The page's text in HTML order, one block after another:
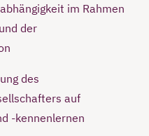
im Rahmen
der
des
auf
-kennenlernen